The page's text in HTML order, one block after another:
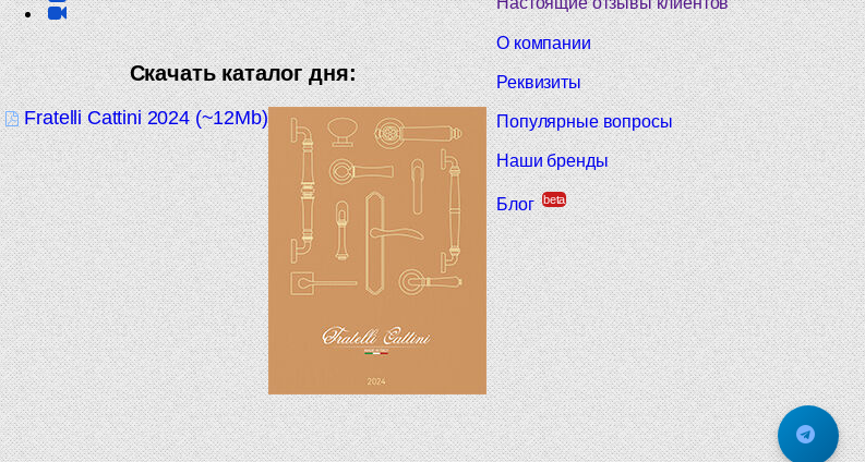
О компании
Реквизиты
Популярные вопросы
Наши бренды
Блог beta
Скачать каталог дня:
Fratelli Cattini 2024 (~12Mb)